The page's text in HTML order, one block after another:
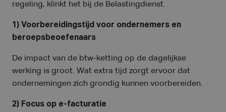
regeling, klinkt het bij de Belastingdienst.
1) Voorbereidingstijd voor ondernemers en
beroepsbeoefenaars
De impact van de btw-ketting op de dagelijkse
werking is groot. Wat extra tijd zorgt ervoor dat
ondernemingen zich grondig kunnen voorbereiden.
2) Focus op e-facturatie